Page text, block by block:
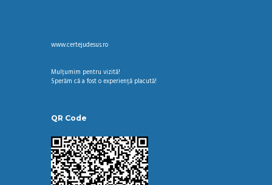
www.certejudesus.ro
Mulțumim pentru vizită!
Sperăm că a fost o experiență placută!
QR Code